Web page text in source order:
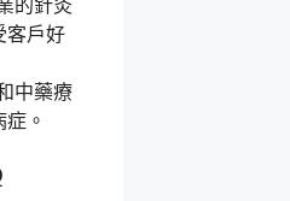
的針灸
客戶好
中藥療
。